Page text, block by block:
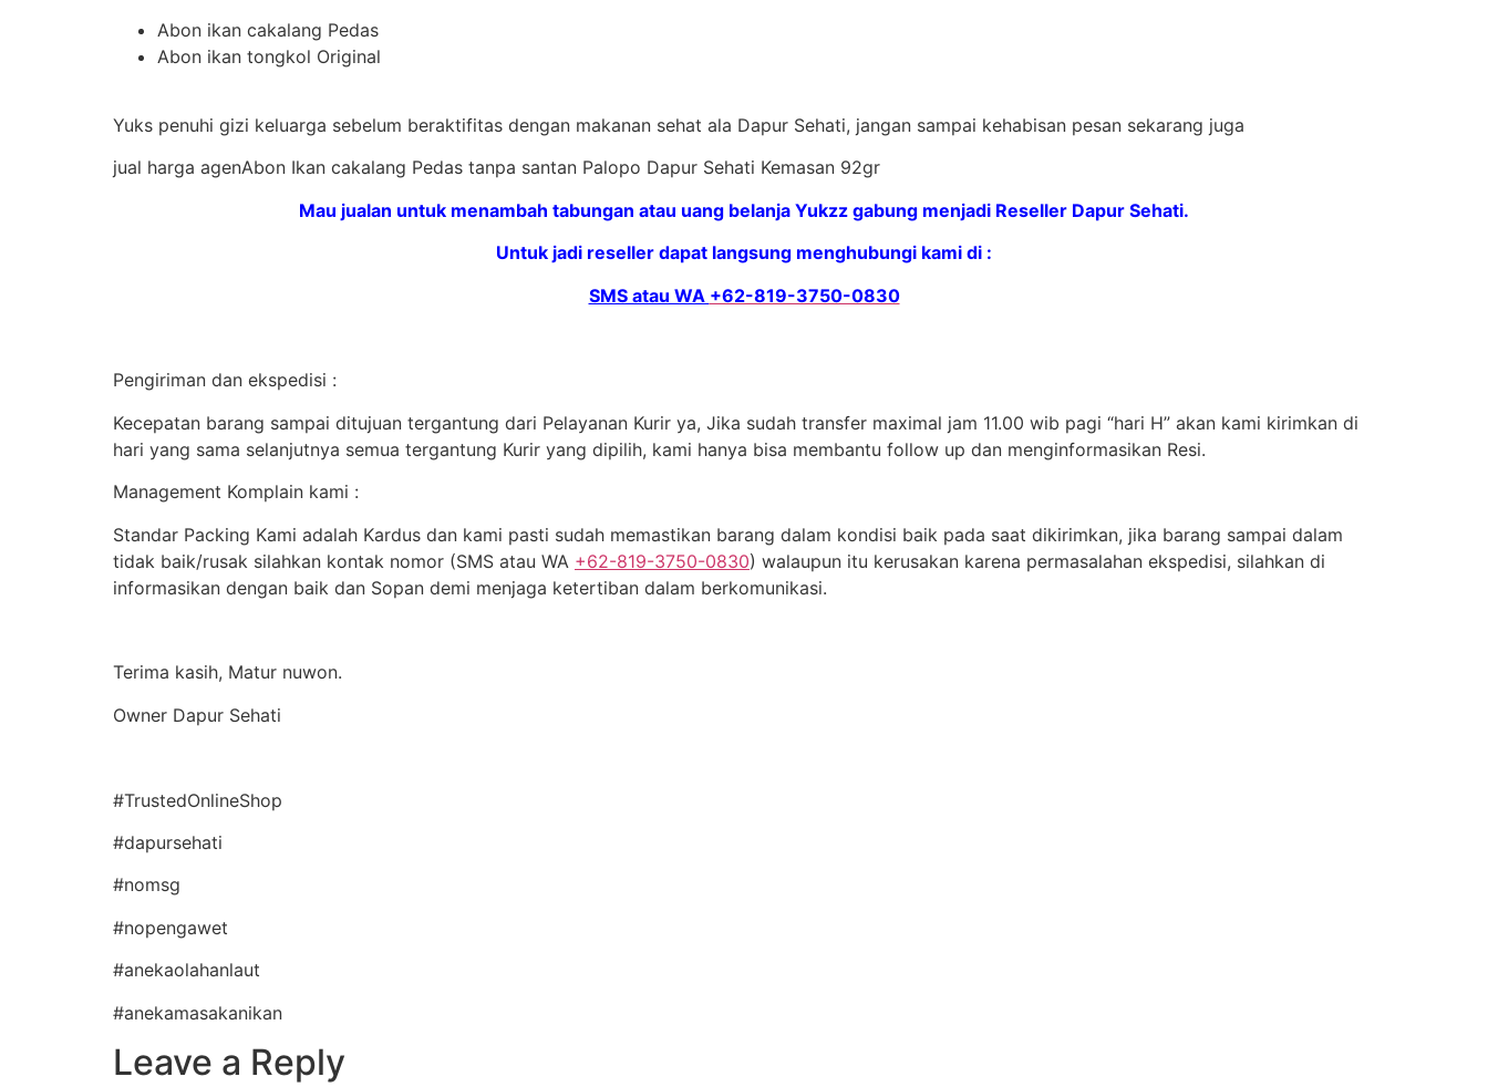
Abon ikan cakalang Pedas
Abon ikan tongkol Original
Yuks penuhi gizi keluarga sebelum beraktifitas dengan makanan sehat ala Dapur Sehati, jangan sampai kehabisan pesan sekarang juga
jual harga agenAbon Ikan cakalang Pedas tanpa santan Palopo Dapur Sehati Kemasan 92gr
Mau jualan untuk menambah tabungan atau uang belanja Yukzz gabung menjadi Reseller Dapur Sehati.
Untuk jadi reseller dapat langsung menghubungi kami di :
SMS atau WA +62-819-3750-0830
Pengiriman dan ekspedisi :
Kecepatan barang sampai ditujuan tergantung dari Pelayanan Kurir ya, Jika sudah transfer maximal jam 11.00 wib pagi “hari H” akan kami kirimkan di
hari yang sama selanjutnya semua tergantung Kurir yang dipilih, kami hanya bisa membantu follow up dan menginformasikan Resi.
Management Komplain kami :
Standar Packing Kami adalah Kardus dan kami pasti sudah memastikan barang dalam kondisi baik pada saat dikirimkan, jika barang sampai dalam
tidak baik/rusak silahkan kontak nomor (SMS atau WA +62-819-3750-0830) walaupun itu kerusakan karena permasalahan ekspedisi, silahkan di
informasikan dengan baik dan Sopan demi menjaga ketertiban dalam berkomunikasi.
Terima kasih, Matur nuwon.
Owner Dapur Sehati
#TrustedOnlineShop
#dapursehati
#nomsg
#nopengawet
#anekaolahanlaut
#anekamasakanikan
Leave a Reply